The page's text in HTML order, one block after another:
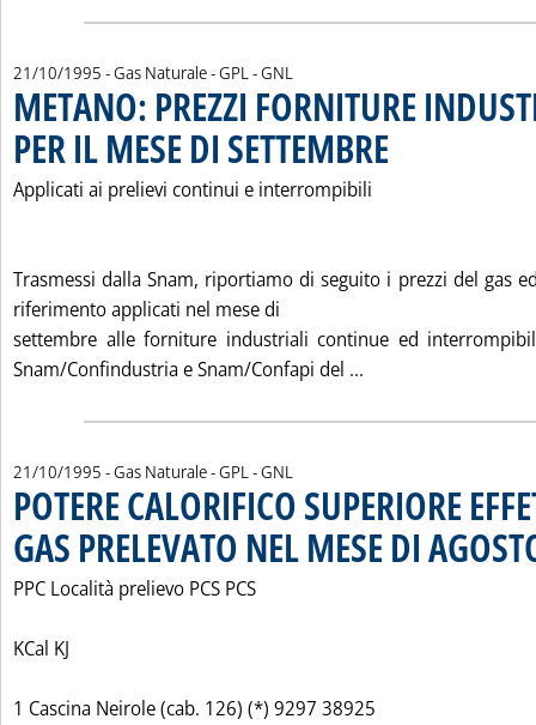
21/10/1995 - Gas Naturale - GPL - GNL
METANO: PREZZI FORNITURE
PER IL MESE DI SETTEMBRE
Applicati ai prelievi continui e interrompibili
Trasmessi dalla Snam, riportiamo di seguito i prezzi del gas
riferimento applicati nel mese di
settembre alle forniture industriali continue ed
Snam/Confindustria e Snam/Confapi del ...
21/10/1995 - Gas Naturale - GPL - GNL
POTERE CALORIFICO SUPERIORE
GAS PRELEVATO NEL MESE DI
PPC Località prelievo PCS PCS
KCal KJ
1 Cascina Neirole (cab. 126) (*) 9297 38925